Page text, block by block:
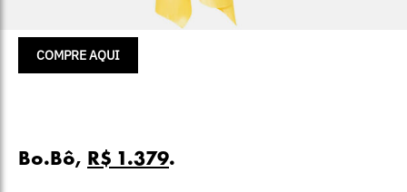
COMPRE AQUI
Bo.Bô, R$ 1.379.